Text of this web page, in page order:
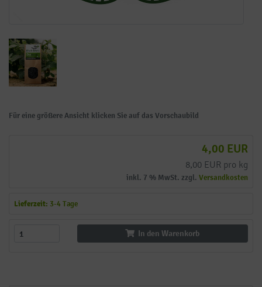
Für eine größere Ansicht klicken Sie auf das Vorschaubild
4,00 EUR
8,00 EUR pro kg
inkl. 7 % MwSt. zzgl. Versandkosten
Lieferzeit: 3-4 Tage
In den Warenkorb